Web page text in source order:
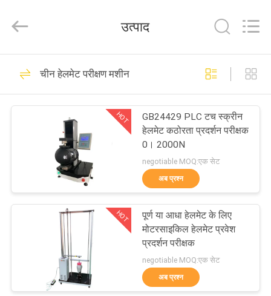
उत्पादों
बारे
कारखाना
Technology
Rights
रबर परीक्षण मशीन
268
वल्केनाइजिंग प्रेस मशीन
43
उत्पाद
चीन हेलमेट परीक्षण मशीन
HOT
GB24429 PLC टच स्क्रीन
हेलमेट कठोरता प्रदर्शन परीक्षक
0। 2000N
negotiable MOQ:एक सेट
अब प्रश्न
HOT
पूर्ण या आधा हेलमेट के लिए
मोटरसाइकिल हेलमेट प्रवेश
प्रदर्शन परीक्षक
negotiable MOQ:एक सेट
अब प्रश्न